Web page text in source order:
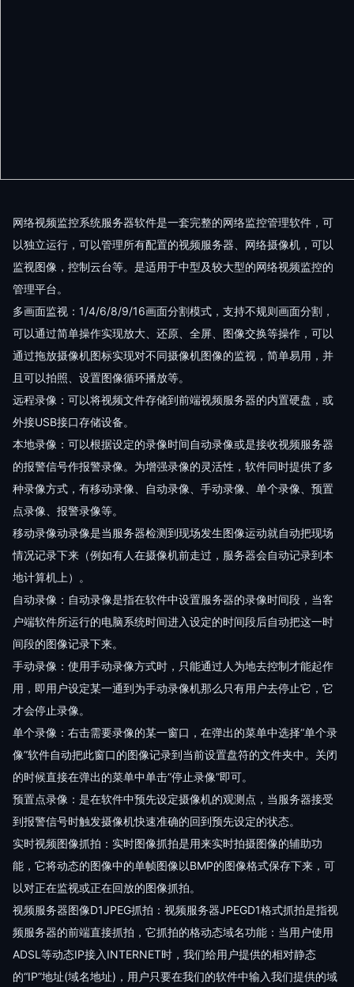
网络视频监控系统服务器软件是一套完整的网络监控管理软件，可
以独立运行，可以管理所有配置的视频服务器、网络摄像机，可以
监视图像，控制云台等。是适用于中型及较大型的网络视频监控的
管理平台。
多画面监视：1/4/6/8/9/16画面分割模式，支持不规则画面分割，
可以通过简单操作实现放大、还原、全屏、图像交换等操作，可以
通过拖放摄像机图标实现对不同摄像机图像的监视，简单易用，并
且可以拍照、设置图像循环播放等。
远程录像：可以将视频文件存储到前端视频服务器的内置硬盘，或
外接USB接口存储设备。
本地录像：可以根据设定的录像时间自动录像或是接收视频服务器
的报警信号作报警录像。为增强录像的灵活性，软件同时提供了多
种录像方式，有移动录像、自动录像、手动录像、单个录像、预置
点录像、报警录像等。
移动录像动录像是当服务器检测到现场发生图像运动就自动把现场
情况记录下来（例如有人在摄像机前走过，服务器会自动记录到本
地计算机上）。
自动录像：自动录像是指在软件中设置服务器的录像时间段，当客
户端软件所运行的电脑系统时间进入设定的时间段后自动把这一时
间段的图像记录下来。
手动录像：使用手动录像方式时，只能通过人为地去控制才能起作
用，即用户设定某一通到为手动录像机那么只有用户去停止它，它
才会停止录像。
单个录像：右击需要录像的某一窗口，在弹出的菜单中选择“单个录
像”软件自动把此窗口的图像记录到当前设置盘符的文件夹中。关闭
的时候直接在弹出的菜单中单击“停止录像”即可。
预置点录像：是在软件中预先设定摄像机的观测点，当服务器接受
到报警信号时触发摄像机快速准确的回到预先设定的状态。
实时视频图像抓拍：实时图像抓拍是用来实时拍摄图像的辅助功
能，它将动态的图像中的单帧图像以BMP的图像格式保存下来，可
以对正在监视或正在回放的图像抓拍。
视频服务器图像D1JPEG抓拍：视频服务器JPEGD1格式抓拍是指视
频服务器的前端直接抓拍，它抓拍的格动态域名功能：当用户使用
ADSL等动态IP接入INTERNET时，我们给用户提供的相对静态
的“IP”地址(域名地址)，用户只要在我们的软件中输入我们提供的域